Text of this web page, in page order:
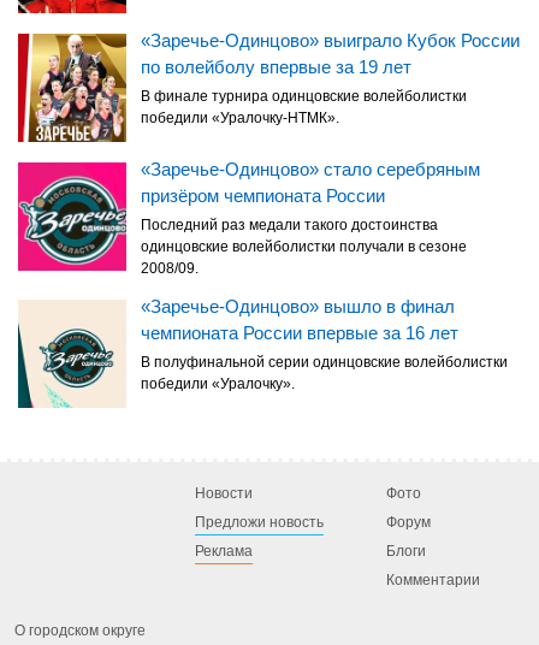
«Заречье-Одинцово» выиграло Кубок России
по волейболу впервые за 19 лет
В финале турнира одинцовские волейболистки
победили «Уралочку-НТМК».
«Заречье-Одинцово» стало серебряным
призёром чемпионата России
Последний раз медали такого достоинства
одинцовские волейболистки получали в сезоне
2008/09.
«Заречье-Одинцово» вышло в финал
чемпионата России впервые за 16 лет
В полуфинальной серии одинцовские волейболистки
победили «Уралочку».
Новости
Предложи новость
Реклама
Фото
Форум
Блоги
Комментарии
О городском округе